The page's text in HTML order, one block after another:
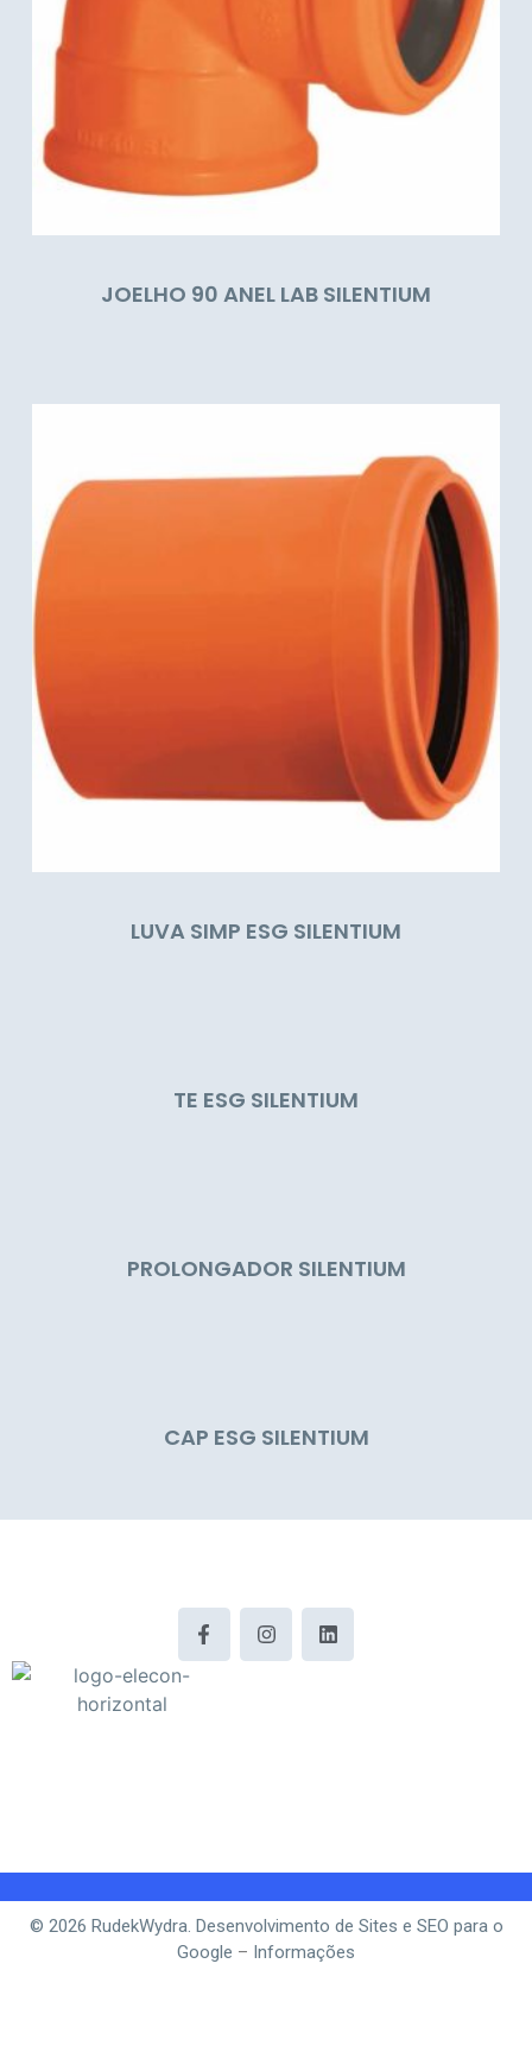
JOELHO 90 ANEL LAB SILENTIUM
LUVA SIMP ESG SILENTIUM
TE ESG SILENTIUM
PROLONGADOR SILENTIUM
CAP ESG SILENTIUM
© 2026 RudekWydra. Desenvolvimento de Sites e SEO para o
Google – Informações